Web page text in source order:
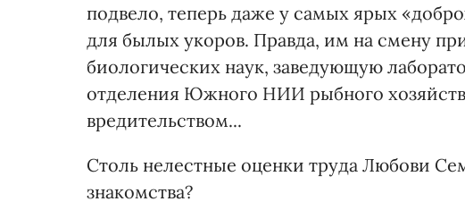
подвело, теперь даже у самых ярых
для былых укоров. Правда, им на смену
биологических наук, заведующую
отделения Южного НИИ рыбного
вредительством...
Столь нелестные оценки труда Любови
знакомства?